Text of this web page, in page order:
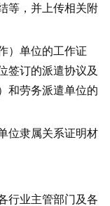
等，并上传相关附
）单位的工作证
签订的派遣协议及
和劳务派遣单位的
位隶属关系证明材
行业主管部门及各